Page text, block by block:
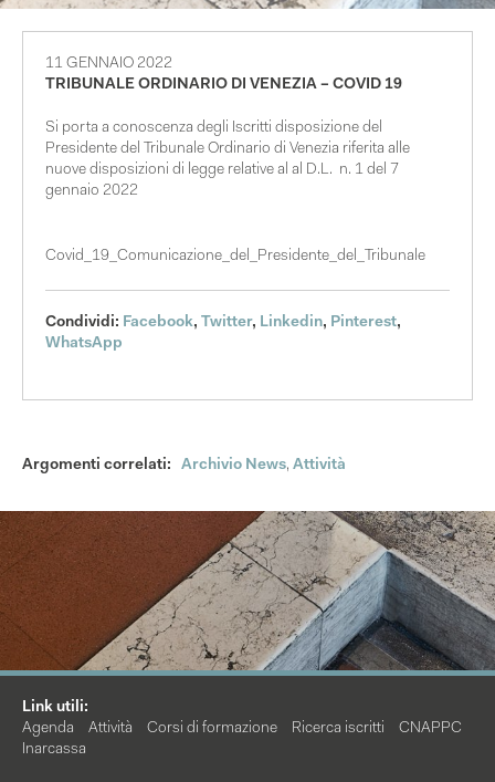
11 GENNAIO 2022
TRIBUNALE ORDINARIO DI VENEZIA – COVID 19
Si porta a conoscenza degli Iscritti disposizione del
Presidente del Tribunale Ordinario di Venezia riferita alle
nuove disposizioni di legge relative al al D.L. n. 1 del 7
gennaio 2022
Covid_19_Comunicazione_del_Presidente_del_Tribunale
Condividi: Facebook, Twitter, Linkedin, Pinterest,
WhatsApp
Argomenti correlati: Archivio News, Attività
Link utili:
Agenda
Attività Corsi di formazione Ricerca iscritti
CNAPPC
Inarcassa